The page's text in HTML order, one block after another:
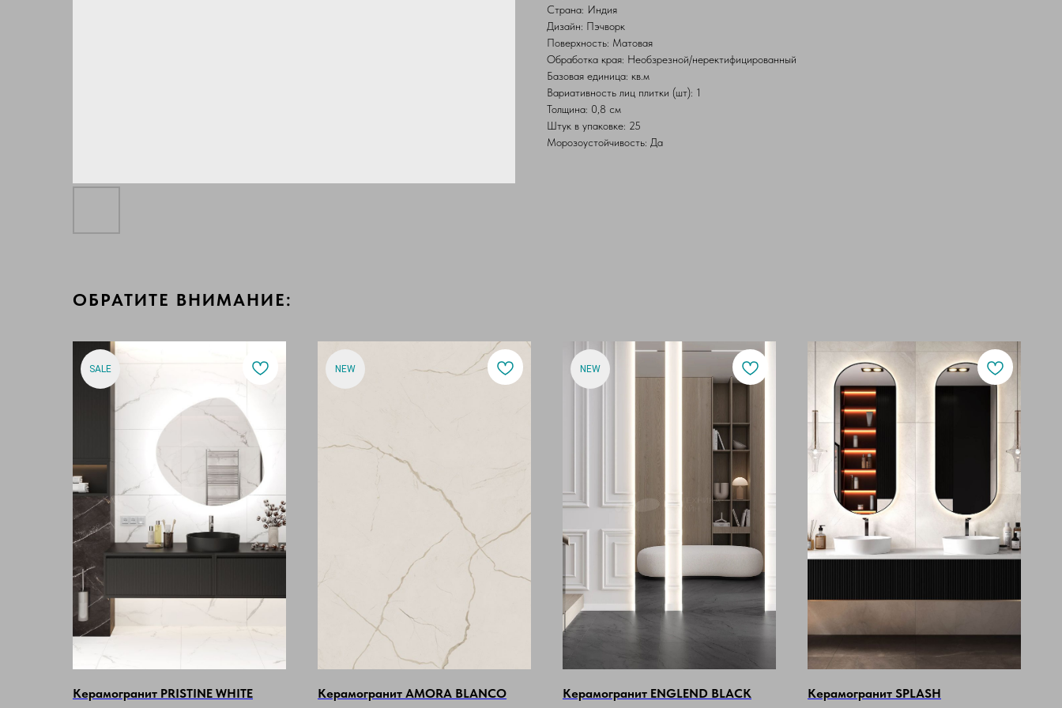
Страна: Индия
Дизайн: Пэчворк
Поверхность: Матовая
Обработка края: Необзрезной/неректифицированный
Базовая единица: кв.м
Вариативность лиц плитки (шт): 1
Толщина: 0,8 см
Штук в упаковке: 25
Морозоустойчивость: Да
ОБРАТИТЕ ВНИМАНИЕ:
SALE
Керамогранит PRISTINE WHITE
NEW
Керамогранит AMORA BLANCO
NEW
Керамогранит ENGLEND BLACK Керамогранит SPLASH